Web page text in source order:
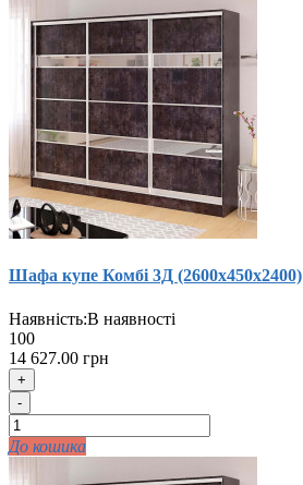
Шафа купе Комбi 3Д (2600х450х2400)
Наявність:В наявності
100
14 627.00 грн
+
-
До кошика